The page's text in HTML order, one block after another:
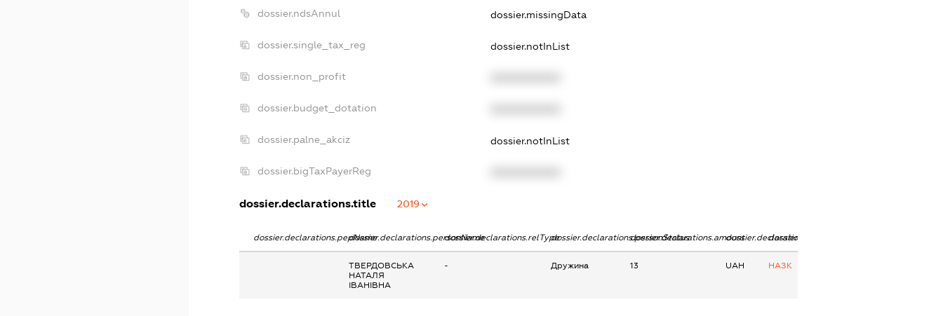
dossier.ndsAnnul dossier.missingData
dossier.single_tax_reg dossier.notInList
dossier.non_profit
dossier.budget_dotation
dossier.palne_akciz dossier.notInList
dossier.bigTaxPayerReg
dossier.declarations.title 2019
dossier.declarations.pepNamedossier.declarations.personNamedossier.declarations.relTypedossier.declarations.personStatus
dossier.declarations.amountdossier.declarations.currency
dossier.declarations.source
ТВЕРДОВСЬКА
НАТАЛЯ
ІВАНІВНА
- Дружина 13 UAH НАЗК